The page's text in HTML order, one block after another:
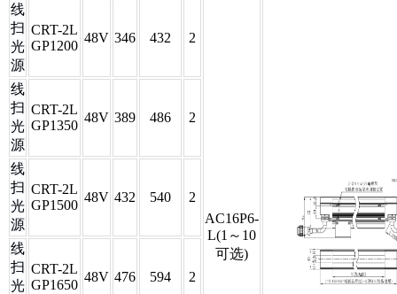
AC16P6-
L(1～10
可选)
线
扫
光
源
CRT-2L
GP1200
48V 346 432 2
线
扫
光
源
CRT-2L
GP1350
48V 389 486 2
线
扫
光
源
CRT-2L
GP1500
48V 432 540 2
线
扫
光
CRT-2L
GP1650
48V 476 594 2